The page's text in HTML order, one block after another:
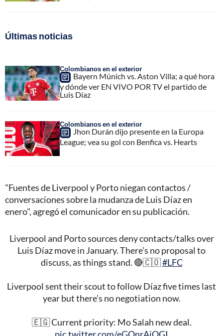
Últimas noticias
Colombianos en el exterior
Bayern Múnich vs. Aston Villa; a qué hora
y dónde ver EN VIVO POR TV el partido de
Luis Díaz
Colombianos en el exterior
Jhon Durán dijo presente en la Europa
League; vea su gol con Benfica vs. Hearts
"Fuentes de Liverpool y Porto niegan contactos /
conversaciones sobre la mudanza de Luis Díaz en
enero", agregó el comunicador en su publicación.
Liverpool and Porto sources deny contacts/talks over
Luis Díaz move in January. There’s no proposal to
discuss, as things stand. 🔴🇨🇴#LFC
Liverpool sent their scout to follow Díaz five times last
year but there’s no negotiation now.
🇪🇬 Current priority: Mo Salah new deal.